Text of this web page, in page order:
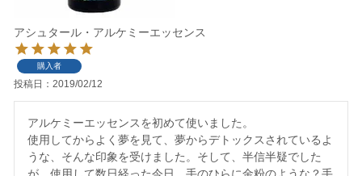
アシュタール・アルケミーエッセンス
購入者
投稿日 2019/02/12
アルケミーエッセンスを初めて使いました。
使用してからよく夢を見て、夢からデトックスされているよ
うな、そんな印象を受けました。そして、半信半疑でした
が、使用して数日経った今日、手のひらに金粉のような？手